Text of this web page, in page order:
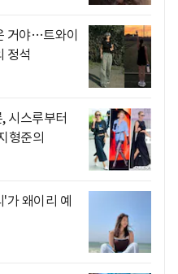
거야…트와이
정석
시스루부터
형준의
가 왜이리 예